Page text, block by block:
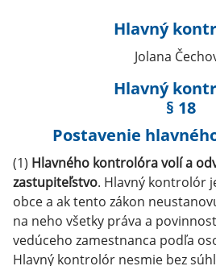
Hlavný
Jolana
Hlavný
§ 18
Postavenie
(1) Hlavného kontrolóra volí a
zastupiteľstvo. Hlavný kontrolór
obce a ak tento zákon
na neho všetky práva a
vedúceho zamestnanca podľa
Hlavný kontrolór nesmie bez